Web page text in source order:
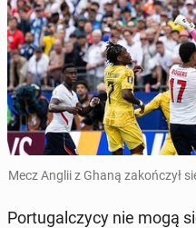
Mecz Anglii z Ghaną za­koń­czył
Por­tu­gal­czy­cy nie mogą